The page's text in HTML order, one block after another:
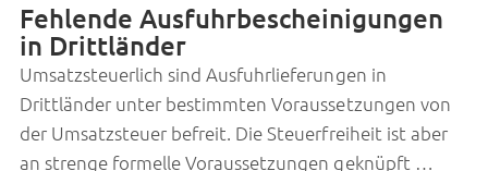
Fehlende Ausfuhrbescheinigungen
in Drittländer
Umsatzsteuerlich sind Ausfuhrlieferungen in
Drittländer unter bestimmten Voraussetzungen von
der Umsatzsteuer befreit. Die Steuerfreiheit ist aber
an strenge formelle Voraussetzungen geknüpft …